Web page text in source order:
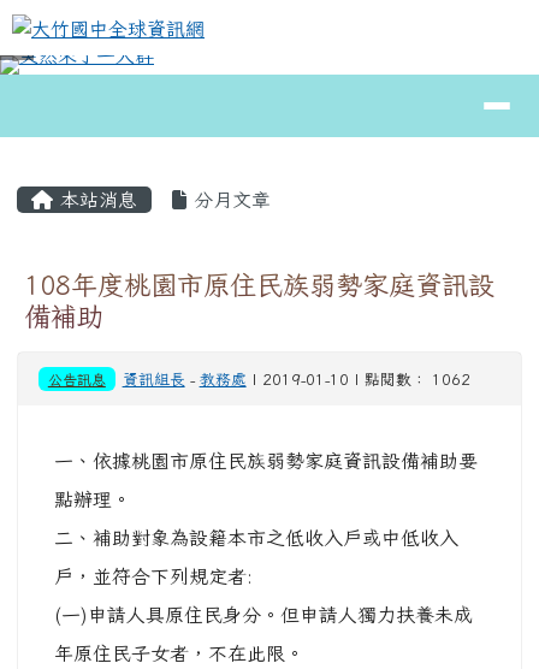
跳至主內容區
大竹國中全球資訊網
⏸
本站消息 分月文章
108年度桃園市原住民族弱勢家庭資訊設
備補助
公告訊息 資訊組長 - 教務處 | 2019-01-10 | 點閱數： 1062
一、依據桃園市原住民族弱勢家庭資訊設備補助要
點辦理。
二、補助對象為設籍本市之低收入戶或中低收入
戶，並符合下列規定者:
(一)申請人具原住民身分。但申請人獨力扶養未成
年原住民子女者，不在此限。